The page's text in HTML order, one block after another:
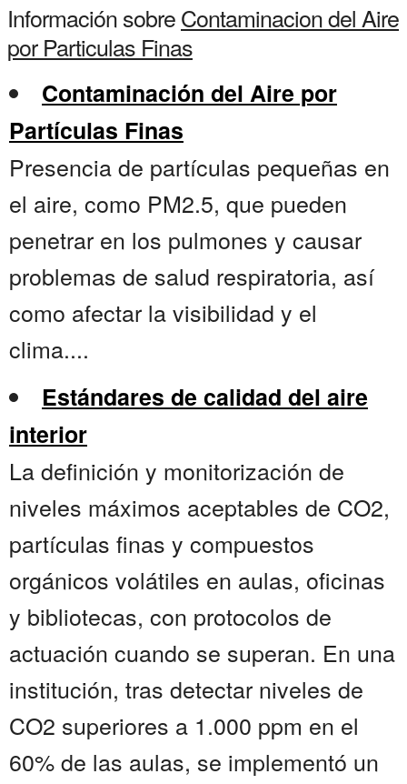
Información sobreContaminacion del Aire
por Particulas Finas
Contaminación del Aire por
Partículas Finas
Presencia de partículas pequeñas en
el aire, como PM2.5, que pueden
penetrar en los pulmones y causar
problemas de salud respiratoria, así
como afectar la visibilidad y el
clima....
Estándares de calidad del aire
interior
La definición y monitorización de
niveles máximos aceptables de CO2,
partículas finas y compuestos
orgánicos volátiles en aulas, oficinas
y bibliotecas, con protocolos de
actuación cuando se superan. En una
institución, tras detectar niveles de
CO2 superiores a 1.000 ppm en el
60% de las aulas, se implementó un